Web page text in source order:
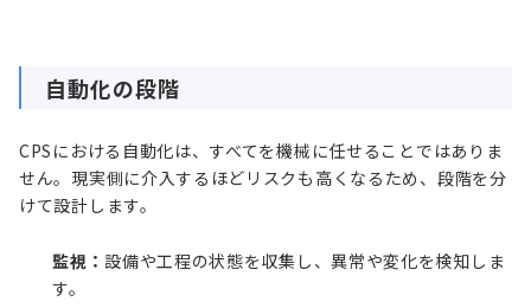
自動化の段階
CPSにおける自動化は、すべてを機械に任せることではありま
せん。現実側に介入するほどリスクも高くなるため、段階を分
けて設計します。
監視：設備や工程の状態を収集し、異常や変化を検知しま
す。